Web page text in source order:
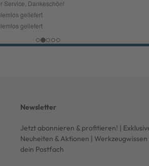
Newsletter
Jetzt abonnieren & profitieren! |
Neuheiten & Aktionen |
dein Postfach